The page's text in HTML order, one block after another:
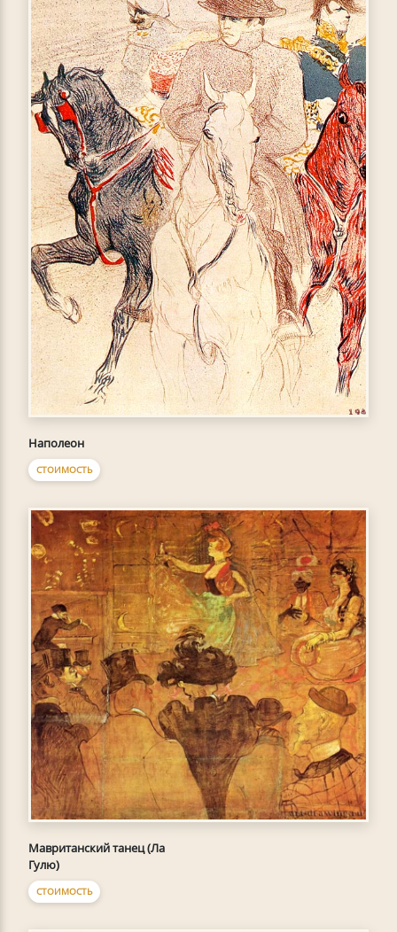
Наполеон
СТОИМОСТЬ
Мавританский танец (Ла
Гулю)
СТОИМОСТЬ